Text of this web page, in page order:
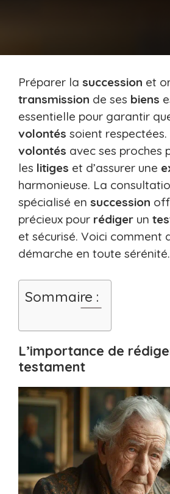
Préparer la succession et
transmission de ses biens
essentielle pour garantir
volontés soient
volontés avec ses proches
les litiges et d’assurer une
harmonieuse. La
spécialisé en succession
précieux pour rédiger un
et sécurisé. Voici comment
démarche en toute sérénité.
Sommaire :
L’importance de
testament